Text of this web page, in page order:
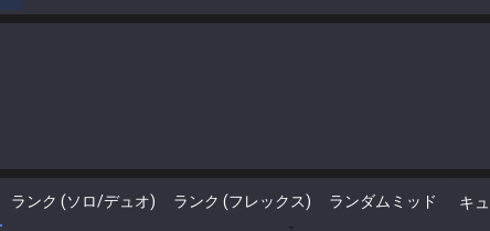
ランク (ソロ/デュオ) ランク (フレックス) ランダムミッド キ